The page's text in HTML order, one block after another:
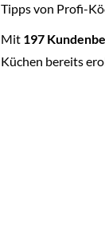
Tipps von Profi-
Mit 197
Küchen bereits